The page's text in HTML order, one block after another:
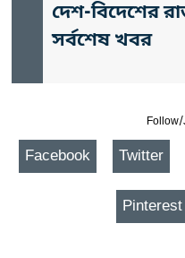
দেশ-বিদেশের
সর্বশেষ খবর
Facebook Twitter
Pinterest